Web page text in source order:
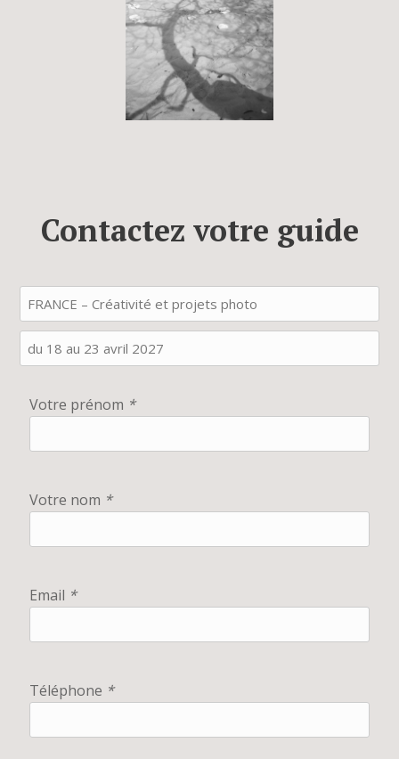
Contactez votre guide
Votre prénom *
Votre nom *
Email *
Téléphone *